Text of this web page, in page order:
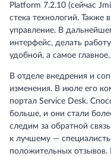
Platform 7.2.10 (сейчас
стека технологий. Также
управление. В
интерфейс, делать
удобной, а самое
В отделе внедрения и
изменения. В июле его
портал Service Desk.
больше, и они стали
следим за обратной
к лучшему —
положительных отзывов.